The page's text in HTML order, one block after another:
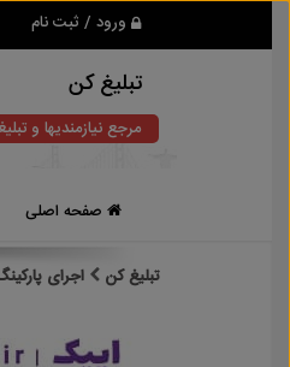
ورود / ثبت نام
تبلیغ کن
مرجع نیازمندیها و
صفحه اصلی
تبلیغ کن اجرای